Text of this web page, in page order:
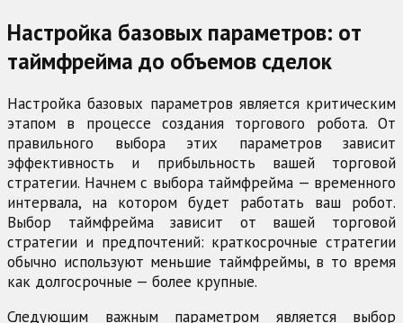
Настройка базовых параметров: от
таймфрейма до объемов сделок
Настройка базовых параметров является критическим
этапом в процессе создания торгового робота. От
правильного выбора этих параметров зависит
эффективность и прибыльность вашей торговой
стратегии. Начнем с выбора таймфрейма — временного
интервала, на котором будет работать ваш робот.
Выбор таймфрейма зависит от вашей торговой
стратегии и предпочтений: краткосрочные стратегии
обычно используют меньшие таймфреймы, в то время
как долгосрочные — более крупные.
Следующим важным параметром является выбор